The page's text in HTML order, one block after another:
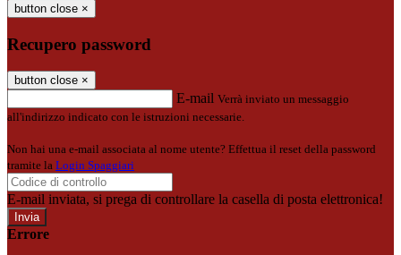
button close ×
Recupero password
button close ×
E-mail Verrà inviato un messaggio
all'indirizzo indicato con le istruzioni necessarie.
Non hai una e-mail associata al nome utente? Effettua il reset della password
tramite la Login Spaggiari
E-mail inviata, si prega di controllare la casella di posta elettronica!
Errore